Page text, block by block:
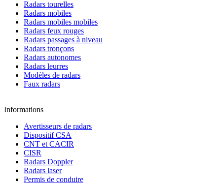
Radars tourelles
Radars mobiles
Radars mobiles mobiles
Radars feux rouges
Radars passages à niveau
Radars tronçons
Radars autonomes
Radars leurres
Modèles de radars
Faux radars
Informations
Avertisseurs de radars
Dispositif CSA
CNT et CACIR
CISR
Radars Doppler
Radars laser
Permis de conduire